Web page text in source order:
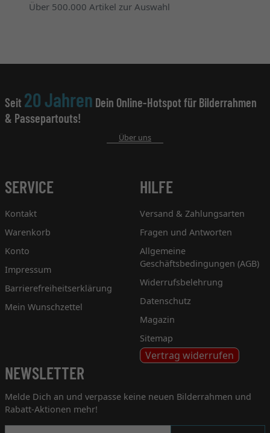
Über 500.000 Artikel zur Auswahl
Seit 20 Jahren Dein Online-Hotspot für Bilderrahmen
& Passepartouts!
Über uns
SERVICE
Kontakt
Warenkorb
Konto
Impressum
Barrierefreiheitserklärung
Mein Wunschzettel
HILFE
Versand & Zahlungsarten
Fragen und Antworten
Allgemeine
Geschäftsbedingungen (AGB)
Widerrufsbelehrung
Datenschutz
Magazin
Sitemap
Vertrag widerrufen
NEWSLETTER
Melde Dich an und verpasse keine neuen Bilderrahmen und
Rabatt-Aktionen mehr!